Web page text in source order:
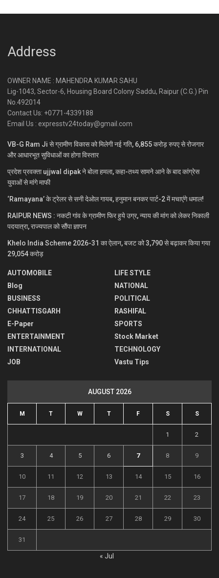
Address
OWNER NAME : MAHENDRA KUMAR SAHU
Lig-1043, Sector-6, Housing Board Colony Saddu, Raipur (C.G.) Pin
No.492014
Contact Us: +0771-4339188
Email Us : expresstv24today@gmail.com
VB-G Ram Ji से ग्रामीण विकास को मिलेगी नई गति, 6,855 करोड़ रुपए से रोजगार
और आधारभूत सुविधाओं का होगा विस्तार
प्रदेश प्रवक्ता ujjwal dipak ने बोला हमला, कहा-तथ्य सामने आने के बाद कांग्रेस
युवाओं से मांगे माफी
‘Ramayana’ के ट्रेलर से सनी देओल गायब, हनुमान बनकर पार्ट-2 में मचाएंगे धमाल!
RAIPUR NEWS : नकटी गांव के ग्रामीण फिर हुये उग्र, न्याय की मांग को लेकर निकाली
पदयात्रा, राज्यपाल को सौंपा ज्ञापन
Khelo India Scheme 2026-31 का ऐलान, बजट को 3,790 से बढ़ाकर किया गया
29,054 करोड़
AUTOMOBILE
Blog
BUSINESS
CHHATTISGARH
E-Paper
ENTERTAINMENT
INTERNATIONAL
JOB
LIFE STYLE
NATIONAL
POLITICAL
RASHIFAL
SPORTS
Stock Market
TECHNOLOGY
Vastu Tips
AUGUST 2026
M T W T F S S
1 2
3 4 5 6 7 8 9
10 11 12 13 14 15 16
17 18 19 20 21 22 23
24 25 26 27 28 29 30
31
« Jul